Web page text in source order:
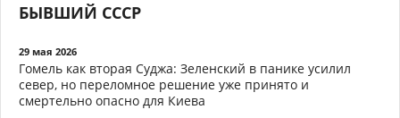
БЫВШИЙ СССР
29 мая 2026
Гомель как вторая Суджа: Зеленский в панике усилил
север, но переломное решение уже принято и
смертельно опасно для Киева